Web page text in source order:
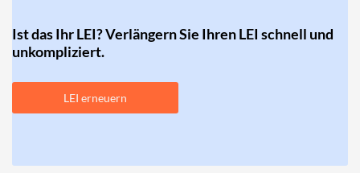
Ist das Ihr LEI? Verlängern Sie Ihren LEI schnell und
unkompliziert.
LEI erneuern